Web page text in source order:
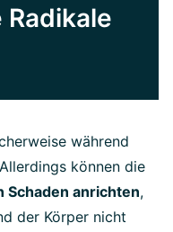
während
können die
Schaden anrichten,
der Körper nicht